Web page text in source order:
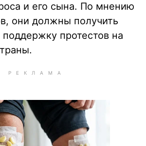
и его сына. По мнению
они должны получить
поддержку протестов на